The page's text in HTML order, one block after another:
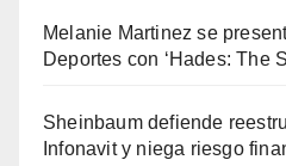
Melanie Martinez se
Deportes con ‘Hades: The
Sheinbaum defiende
Infonavit y niega riesgo